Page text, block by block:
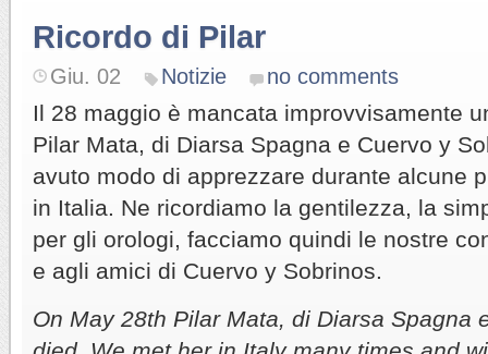
Ricordo di Pilar
Giu. 02 Notizie no comments
Il 28 maggio è mancata improvvisamente
Pilar Mata, di Diarsa Spagna e Cuervo y
avuto modo di apprezzare durante alcune
in Italia. Ne ricordiamo la gentilezza, la
per gli orologi, facciamo quindi le nostre
e agli amici di Cuervo y Sobrinos.
On May 28th Pilar Mata, di Diarsa Spagna